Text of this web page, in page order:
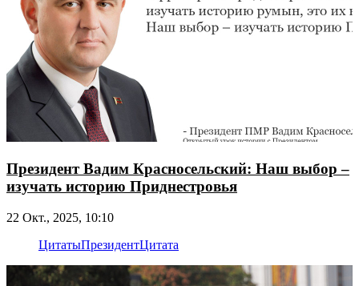
Президент Вадим Красносельский: Наш выбор –
изучать историю Приднестровья
22 Окт., 2025, 10:10
ЦитатыПрезидентЦитата